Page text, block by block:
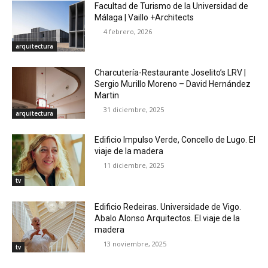
arquitectura
Facultad de Turismo de la Universidad de
Málaga | Vaillo +Architects
4 febrero, 2026
arquitectura
Charcutería-Restaurante Joselito’s LRV |
Sergio Murillo Moreno – David Hernández
Martin
31 diciembre, 2025
tv
Edificio Impulso Verde, Concello de Lugo. El
viaje de la madera
11 diciembre, 2025
tv
Edificio Redeiras. Universidade de Vigo.
Abalo Alonso Arquitectos. El viaje de la
madera
13 noviembre, 2025